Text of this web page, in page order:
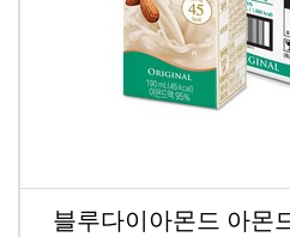
블루다이아몬드 아몬